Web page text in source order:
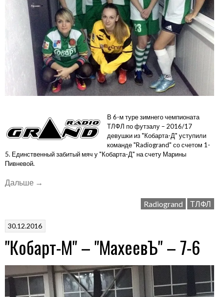
В 6-м туре зимнего чемпионата
ТЛФЛ по футзалу – 2016/17
девушки из "Кобарта-Д" уступили
команде "Radiogrand" со счетом 1-
5. Единственный забитый мяч у "Кобарта-Д" на счету Марины
Пивневой.
Дальше
«"Кобарт-
–
5»
→
Radiogrand ТЛФЛ
30.12.2016
"Кобарт-М" – "МахеевЪ" – 7-6